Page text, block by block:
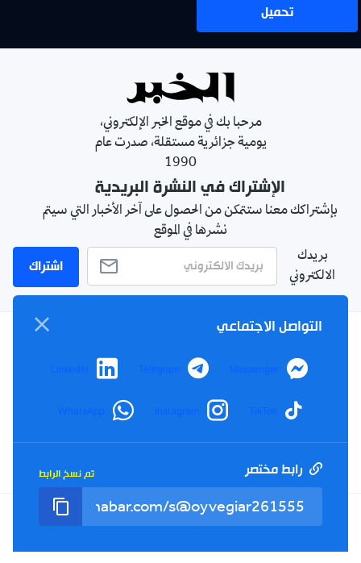
تحميل
مرحبا بك في موقع الخبر الإلكتروني،
يومية جزائرية مستقلة، صدرت عام
1990
الإشتراك في النشرة البريدية
بإشتراكك معنا ستتمكن من الحصول على آخر الأخبار التي سيتم
نشرها في الموقع
بريدك
الالكتروني
اشتراك
الأحكام والشروط
التواصل الاجتماعي
Messenger
Telegram
LinkedIn
TikTok
Instagram
WhatsApp
رابط مختصر تم نسخ الرابط